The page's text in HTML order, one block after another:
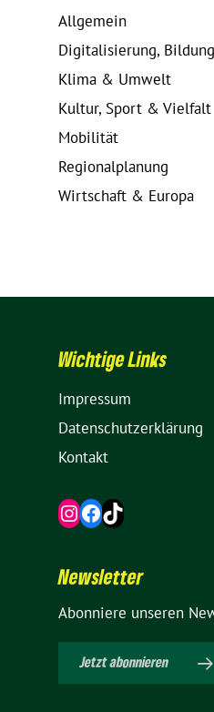
Allgemein
Digitalisierung,
Klima & Umwelt
Kultur, Sport & Vielfalt
Mobilität
Regionalplanung
Wirtschaft & Europa
Wich­tige Links
Impressum
Daten­schutz­er­klä­rung
Kontakt
Instagram
Facebook
TikTok
News­letter
Abon­niere unseren
Jetzt abon­nieren